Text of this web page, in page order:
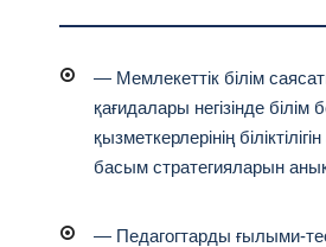
— Мемлекеттік білім
қағидалары негізінде білім
қызметкерлерінің
басым стратегияларын
— Педагогтарды ғылыми-